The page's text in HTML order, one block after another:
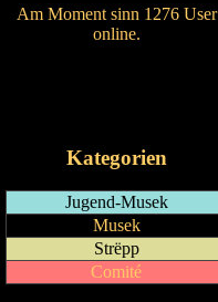
Am Moment sinn 1276 User
online.
Kategorien
Jugend-Musek
Musek
Strëpp
Comité